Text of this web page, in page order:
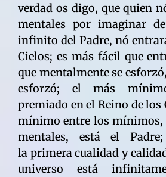
verdad os digo, que quien
mentales por imaginar
infinito del Padre, nó
Cielos; es más fácil que
que mentalmente se
esforzó; el más
premiado en el Reino de los
mínimo entre los mínimos,
mentales, está el
la primera cualidad y
universo está